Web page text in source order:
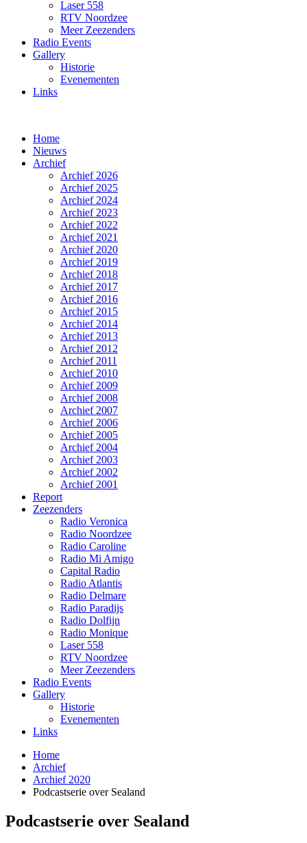
Laser 558
RTV Noordzee
Meer Zeezenders
Radio Events
Gallery
Historie
Evenementen
Links
Home
Nieuws
Archief
Archief 2026
Archief 2025
Archief 2024
Archief 2023
Archief 2022
Archief 2021
Archief 2020
Archief 2019
Archief 2018
Archief 2017
Archief 2016
Archief 2015
Archief 2014
Archief 2013
Archief 2012
Archief 2011
Archief 2010
Archief 2009
Archief 2008
Archief 2007
Archief 2006
Archief 2005
Archief 2004
Archief 2003
Archief 2002
Archief 2001
Report
Zeezenders
Radio Veronica
Radio Noordzee
Radio Caroline
Radio Mi Amigo
Capital Radio
Radio Atlantis
Radio Delmare
Radio Paradijs
Radio Dolfijn
Radio Monique
Laser 558
RTV Noordzee
Meer Zeezenders
Radio Events
Gallery
Historie
Evenementen
Links
Home
Archief
Archief 2020
Podcastserie over Sealand
Podcastserie over Sealand